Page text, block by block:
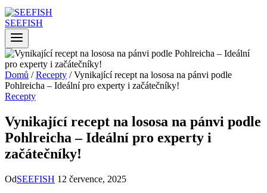
SEEFISH
Domů / Recepty / Vynikající recept na lososa na pánvi podle
Pohlreicha – Ideální pro experty i začátečníky!
Recepty
Vynikající recept na lososa na pánvi podle
Pohlreicha – Ideální pro experty i
začátečníky!
OdSEEFISH 12 července, 2025